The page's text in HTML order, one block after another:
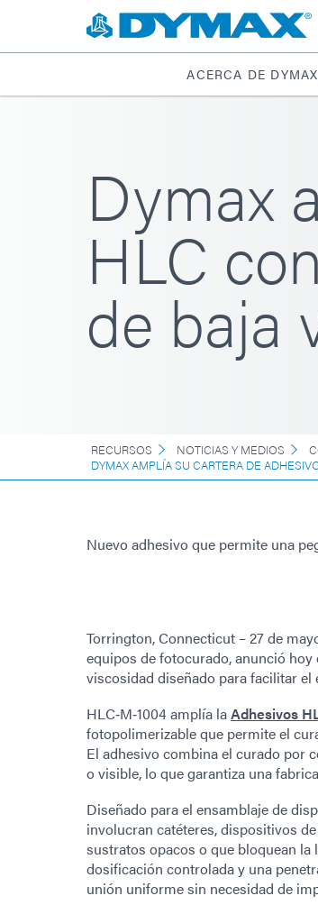
ACERCA DE DYMAX
Dymax
HLC
de baja
RECURSOS NOTICIAS Y MEDIOS
DYMAX AMPLÍA SU CARTERA DE
Nuevo adhesivo que permite una
Torrington, Connecticut – 27 de
equipos de fotocurado, anunció hoy
viscosidad diseñado para facilitar
HLC‑M‑1004 amplía laAdhesivos
fotopolimerizable que permite el
El adhesivo combina el curado por
o visible, lo que garantiza una
Diseñado para el ensamblaje de
involucran catéteres, dispositivos
sustratos opacos o que bloquean la
dosificación controlada y una
unión uniforme sin necesidad de